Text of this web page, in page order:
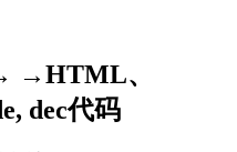
→HTML、
dec代码